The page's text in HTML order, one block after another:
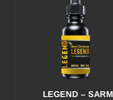
LEGEND – SARM